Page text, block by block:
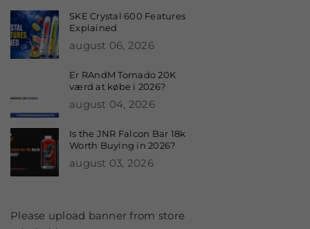
SKE Crystal 600 Features
Explained
august 06, 2026
Er RAndM Tornado 20K
værd at købe i 2026?
august 04, 2026
Is the JNR Falcon Bar 18k
Worth Buying in 2026?
august 03, 2026
Please upload banner from store